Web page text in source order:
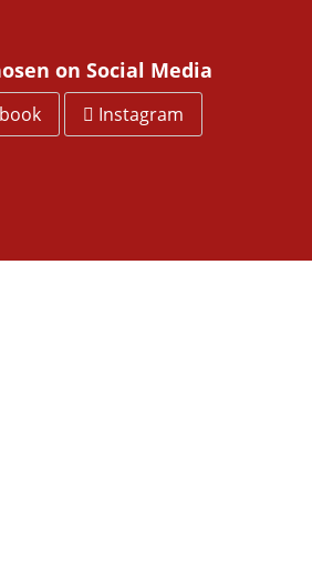
on Social Media
Instagram